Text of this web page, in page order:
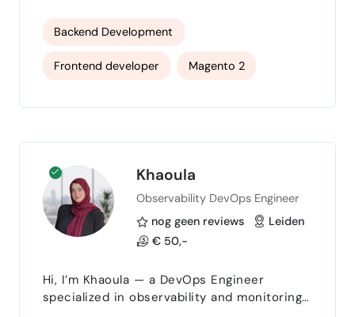
evenementenbranche. Ik combineer
technische diepgang met
ondernemersschap en ben op mijn best als
ik de brug mag zijn tussen techniek en
complexe webshops, het draaien van
vertalen van klantwensen naa…
Backend Development
Frontend developer Magento 2
Google Workspace Photoshop
Tailwind JavaScript - TypeScript
HTMLCSS ontwikkelaar
Khaoula
Observability DevOps Engineer
nog geen reviews
Leiden
€ 50,-
Hi, I’m Khaoula — a DevOps Engineer
specialized in observability and monitoring,